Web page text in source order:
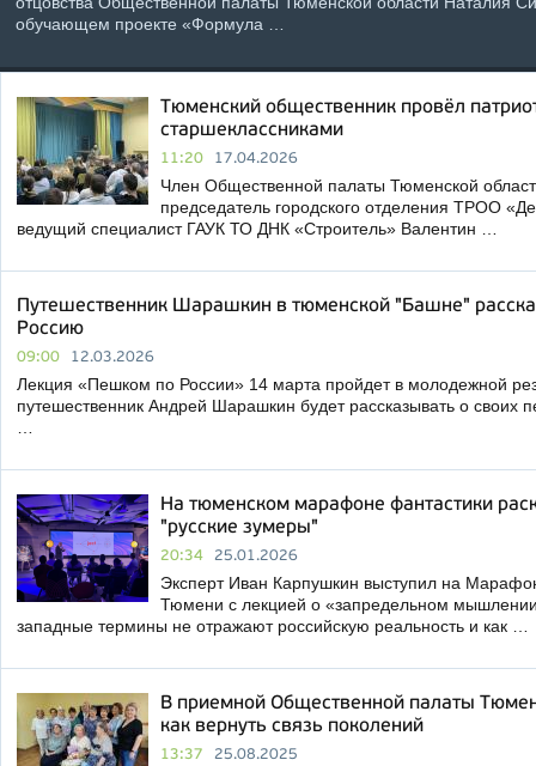
обучающем проекте «Формула …
Тюменский общественник провёл
старшеклассниками
11:20 17.04.2026
Член Общественной палаты Тюменской
председатель городского отделения ТРОО
ведущий специалист ГАУК ТО ДНК «Строитель» Валентин …
Путешественник Шарашкин в тюменской "Башне"
Россию
09:00 12.03.2026
Лекция «Пешком по России» 14 марта пройдет в молодежной
путешественник Андрей Шарашкин будет рассказывать о своих
На тюменском марафоне фантастики
"русские зумеры"
20:34 25.01.2026
Эксперт Иван Карпушкин выступил на
Тюмени с лекцией о «запредельном
западные термины не отражают российскую реальность и как …
В приемной Общественной палаты
как вернуть связь поколений
13:37 25.08.2025